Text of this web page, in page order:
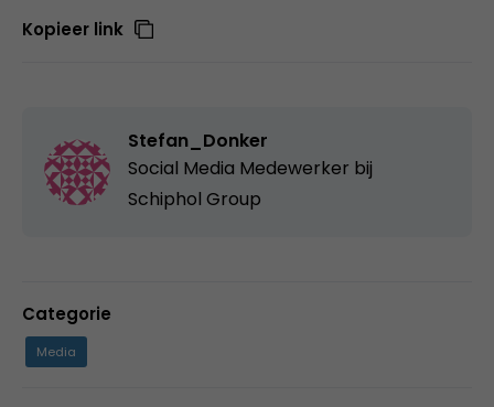
Kopieer link
Stefan_Donker
Social Media Medewerker bij
Schiphol Group
Categorie
Media